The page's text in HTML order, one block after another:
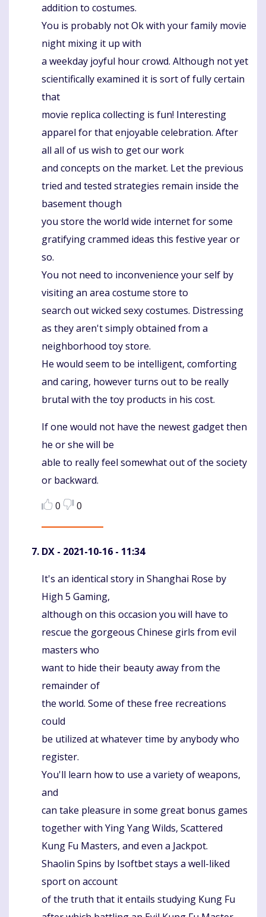
addition to costumes.
You is probably not Ok with your family movie
night mixing it up with
a weekday joyful hour crowd. Although not yet
scientifically examined it is sort of fully certain
that
movie replica collecting is fun! Interesting
apparel for that enjoyable celebration. After
all all of us wish to get our work
and concepts on the market. Let the previous
tried and tested strategies remain inside the
basement though
you store the world wide internet for some
gratifying crammed ideas this festive year or
so.
You not need to inconvenience your self by
visiting an area costume store to
search out wicked sexy costumes. Distressing
as they aren't simply obtained from a
neighborhood toy store.
He would seem to be intelligent, comforting
and caring, however turns out to be really
brutal with the toy products in his cost.
If one would not have the newest gadget then
he or she will be
able to really feel somewhat out of the society
or backward.
0
0
DX - 2021-10-16 - 11:34
Komentaras
It's an identical story in Shanghai Rose by
High 5 Gaming,
although on this occasion you will have to
rescue the gorgeous Chinese girls from evil
masters who
want to hide their beauty away from the
remainder of
the world. Some of these free recreations
could
be utilized at whatever time by anybody who
register.
You'll learn how to use a variety of weapons,
and
can take pleasure in some great bonus games
together with Ying Yang Wilds, Scattered
Kung Fu Masters, and even a Jackpot.
Shaolin Spins by Isoftbet stays a well-liked
sport on account
of the truth that it entails studying Kung Fu